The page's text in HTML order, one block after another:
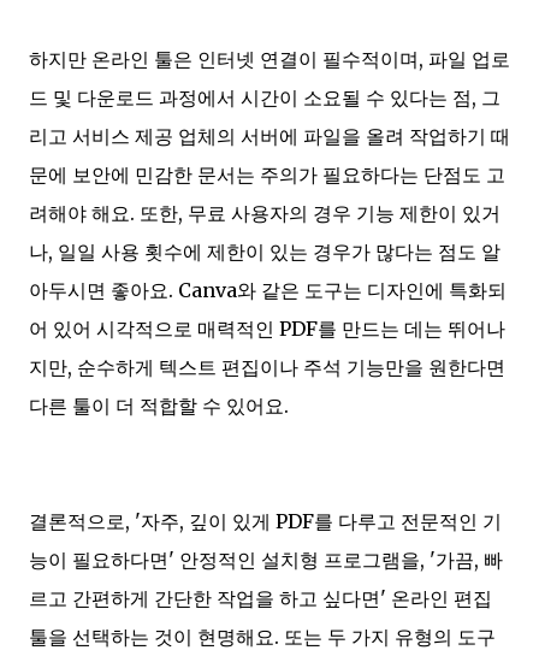
하지만 온라인 툴은 인터넷 연결이 필수적이며, 파일 업로
드 및 다운로드 과정에서 시간이 소요될 수 있다는 점, 그
리고 서비스 제공 업체의 서버에 파일을 올려 작업하기 때
문에 보안에 민감한 문서는 주의가 필요하다는 단점도 고
려해야 해요. 또한, 무료 사용자의 경우 기능 제한이 있거
나, 일일 사용 횟수에 제한이 있는 경우가 많다는 점도 알
아두시면 좋아요. Canva와 같은 도구는 디자인에 특화되
어 있어 시각적으로 매력적인 PDF를 만드는 데는 뛰어나
지만, 순수하게 텍스트 편집이나 주석 기능만을 원한다면
다른 툴이 더 적합할 수 있어요.
결론적으로, '자주, 깊이 있게 PDF를 다루고 전문적인 기
능이 필요하다면' 안정적인 설치형 프로그램을, '가끔, 빠
르고 간편하게 간단한 작업을 하고 싶다면' 온라인 편집
툴을 선택하는 것이 현명해요. 또는 두 가지 유형의 도구